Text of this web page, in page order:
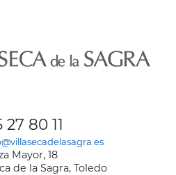
27 80 11
Mayor, 18
de la Sagra, Toledo